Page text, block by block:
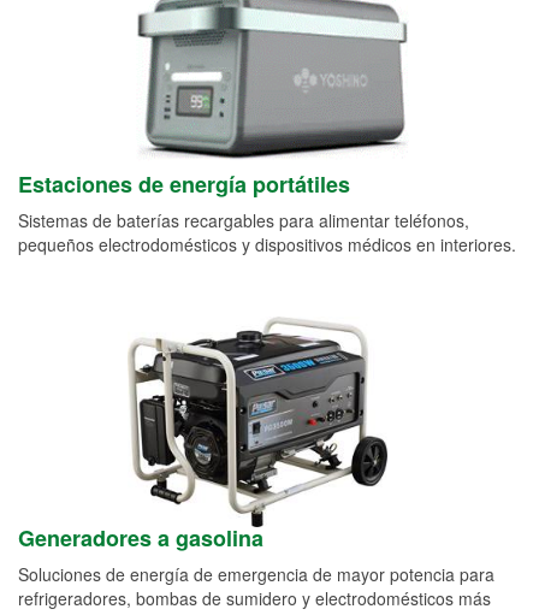
Estaciones de energía portátiles
Sistemas de baterías recargables para alimentar teléfonos,
pequeños electrodomésticos y dispositivos médicos en interiores.
Generadores a gasolina
Soluciones de energía de emergencia de mayor potencia para
refrigeradores, bombas de sumidero y electrodomésticos más